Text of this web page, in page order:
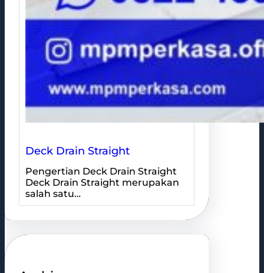
Deck Drain Straight
Pengertian Deck Drain Straight
Deck Drain Straight merupakan
salah satu…